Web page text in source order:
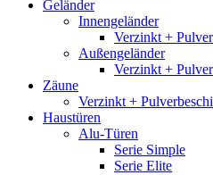
Geländer
Innengeländer
Verzinkt +
Außengeländer
Verzinkt +
Zäune
Verzinkt +
Haustüren
Alu-Türen
Serie Simple
Serie Elite